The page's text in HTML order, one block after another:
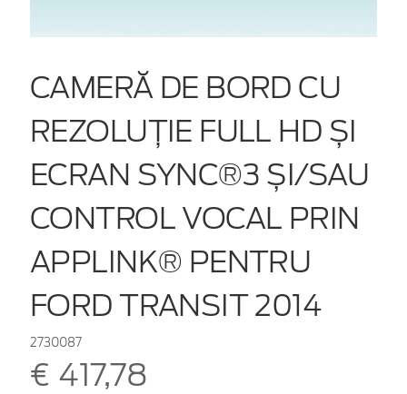
CAMERĂ DE BORD CU
REZOLUȚIE FULL HD ȘI
ECRAN SYNC®3 ȘI/SAU
CONTROL VOCAL PRIN
APPLINK® PENTRU
FORD TRANSIT 2014
2730087
€ 417,78